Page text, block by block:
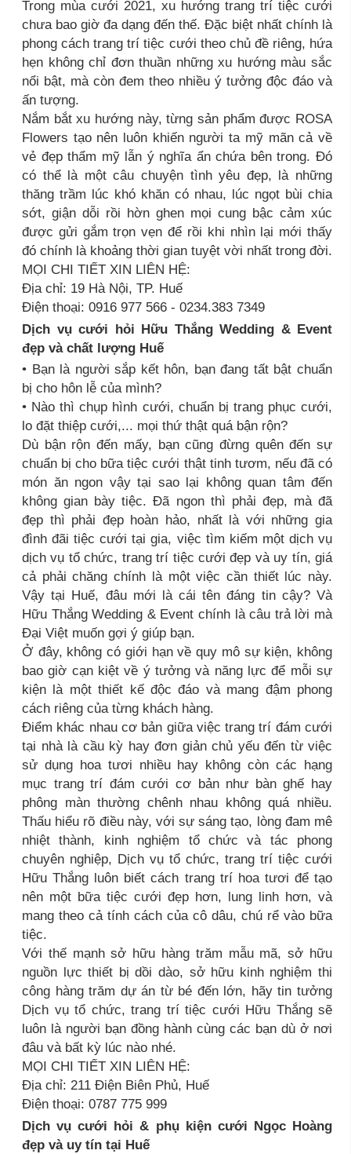
Trong mùa cưới 2021, xu hướng trang trí tiệc cưới
chưa bao giờ đa dạng đến thế. Đặc biệt nhất chính là
phong cách trang trí tiệc cưới theo chủ đề riêng, hứa
hẹn không chỉ đơn thuần những xu hướng màu sắc
nổi bật, mà còn đem theo nhiều ý tưởng độc đáo và
ấn tượng.
Nắm bắt xu hướng này, từng sản phẩm được ROSA
Flowers tạo nên luôn khiến người ta mỹ mãn cả về
vẻ đẹp thẩm mỹ lẫn ý nghĩa ẩn chứa bên trong. Đó
có thể là một câu chuyện tình yêu đẹp, là những
thăng trầm lúc khó khăn có nhau, lúc ngọt bùi chia
sớt, giận dỗi rồi hờn ghen mọi cung bậc cảm xúc
được gửi gắm trọn vẹn để rồi khi nhìn lại mới thấy
đó chính là khoảng thời gian tuyệt vời nhất trong đời.
MỌI CHI TIẾT XIN LIÊN HỆ:
Địa chỉ: 19 Hà Nội, TP. Huế
Điện thoại: 0916 977 566 - 0234.383 7349
Dịch vụ cưới hỏi Hữu Thắng Wedding & Event
đẹp và chất lượng Huế
• Bạn là người sắp kết hôn, bạn đang tất bật chuẩn
bị cho hôn lễ của mình?
• Nào thì chụp hình cưới, chuẩn bị trang phục cưới,
lo đặt thiệp cưới,... mọi thứ thật quá bận rộn?
Dù bận rộn đến mấy, bạn cũng đừng quên đến sự
chuẩn bị cho bữa tiệc cưới thật tinh tươm, nếu đã có
món ăn ngon vậy tại sao lại không quan tâm đến
không gian bày tiệc. Đã ngon thì phải đẹp, mà đã
đẹp thì phải đẹp hoàn hảo, nhất là với những gia
đình đãi tiệc cưới tại gia, việc tìm kiếm một dịch vụ
dịch vụ tổ chức, trang trí tiệc cưới đẹp và uy tín, giá
cả phải chăng chính là một việc cần thiết lúc này.
Vậy tại Huế, đâu mới là cái tên đáng tin cậy? Và
Hữu Thắng Wedding & Event chính là câu trả lời mà
Đại Việt muốn gợi ý giúp bạn.
Ở đây, không có giới hạn về quy mô sự kiện, không
bao giờ cạn kiệt về ý tưởng và năng lực để mỗi sự
kiện là một thiết kế độc đáo và mang đậm phong
cách riêng của từng khách hàng.
Điểm khác nhau cơ bản giữa việc trang trí đám cưới
tại nhà là cầu kỳ hay đơn giản chủ yếu đến từ việc
sử dụng hoa tươi nhiều hay không còn các hạng
mục trang trí đám cưới cơ bản như bàn ghế hay
phông màn thường chênh nhau không quá nhiều.
Thấu hiểu rõ điều này, với sự sáng tạo, lòng đam mê
nhiệt thành, kinh nghiệm tổ chức và tác phong
chuyên nghiệp, Dịch vụ tổ chức, trang trí tiệc cưới
Hữu Thắng luôn biết cách trang trí hoa tươi để tạo
nên một bữa tiệc cưới đẹp hơn, lung linh hơn, và
mang theo cả tính cách của cô dâu, chú rể vào bữa
tiệc.
Với thế mạnh sở hữu hàng trăm mẫu mã, sở hữu
nguồn lực thiết bị dồi dào, sở hữu kinh nghiệm thi
công hàng trăm dự án từ bé đến lớn, hãy tin tưởng
Dịch vụ tổ chức, trang trí tiệc cưới Hữu Thắng sẽ
luôn là người bạn đồng hành cùng các bạn dù ở nơi
đâu và bất kỳ lúc nào nhé.
MỌI CHI TIẾT XIN LIÊN HỆ:
Địa chỉ: 211 Điện Biên Phủ, Huế
Điện thoại: 0787 775 999
Dịch vụ cưới hỏi & phụ kiện cưới Ngọc Hoàng
đẹp và uy tín tại Huế